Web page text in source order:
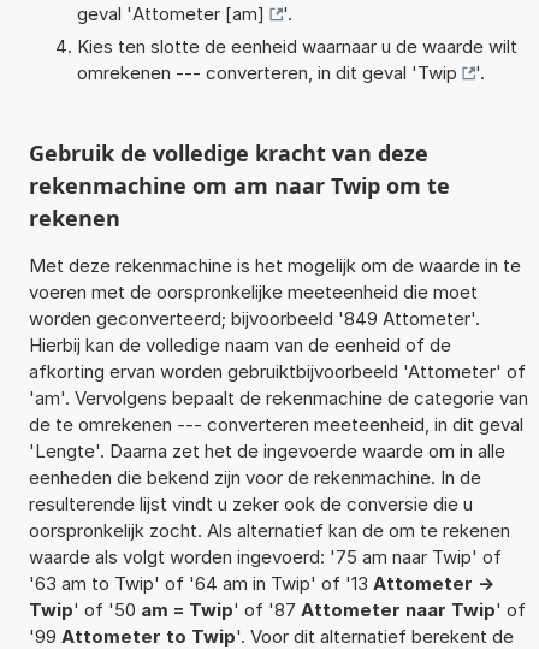
geval 'Attometer [am]
'.
Kies ten slotte de eenheid waarnaar u de waarde wilt
omrekenen --- converteren, in dit geval 'Twip '.
Gebruik de volledige kracht van deze
rekenmachine om am naar Twip om te
rekenen
Met deze rekenmachine is het mogelijk om de waarde in te
voeren met de oorspronkelijke meeteenheid die moet
worden geconverteerd; bijvoorbeeld '849 Attometer'.
Hierbij kan de volledige naam van de eenheid of de
afkorting ervan worden gebruiktbijvoorbeeld 'Attometer' of
'am'. Vervolgens bepaalt de rekenmachine de categorie van
de te omrekenen --- converteren meeteenheid, in dit geval
'Lengte'. Daarna zet het de ingevoerde waarde om in alle
eenheden die bekend zijn voor de rekenmachine. In de
resulterende lijst vindt u zeker ook de conversie die u
oorspronkelijk zocht. Als alternatief kan de om te rekenen
waarde als volgt worden ingevoerd: '75 am naar Twip' of
'63 am to Twip' of '64 am in Twip' of '13 Attometer ->
Twip' of '50 am = Twip' of '87 Attometer naar Twip' of
'99 Attometer to Twip'. Voor dit alternatief berekent de